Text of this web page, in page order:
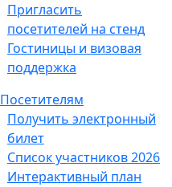
Пригласить
посетителей на стенд
Гостиницы и визовая
поддержка
Посетителям
Получить электронный
билет
Список участников 2026
Интерактивный план